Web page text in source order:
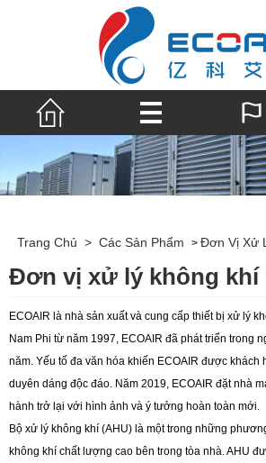
Trang Chủ > Các Sản Phẩm > Đơn Vị Xử
Đơn vị xử lý không khí
ECOAIR là nhà sản xuất và cung cấp thiết bị xử lý
Nam Phi từ năm 1997, ECOAIR đã phát triển trong
năm. Yếu tố đa văn hóa khiến ECOAIR được khách
duyên dáng độc đáo. Năm 2019, ECOAIR đặt nhà
hành trở lại với hình ảnh và ý tưởng hoàn toàn mới.
Bộ xử lý không khí (AHU) là một trong những
không khí chất lượng cao bên trong tòa nhà. AHU